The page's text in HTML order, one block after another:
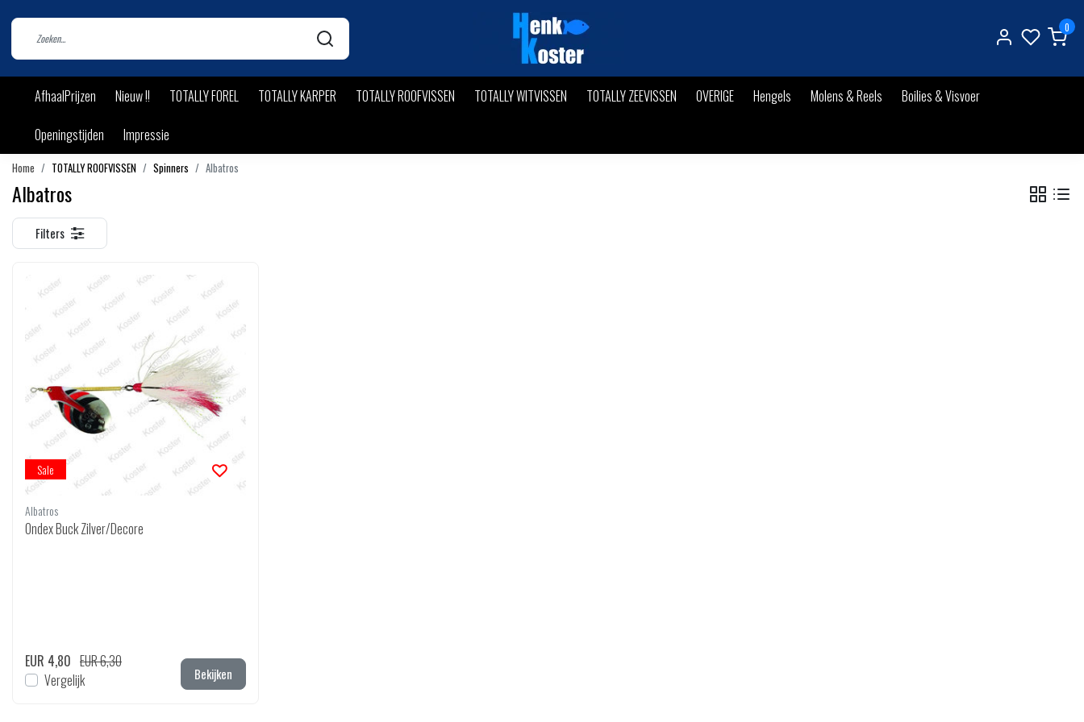
0
AfhaalPrijzen Nieuw !! TOTALLY FOREL TOTALLY KARPER TOTALLY ROOFVISSEN TOTALLY WITVISSEN TOTALLY ZEEVISSEN OVERIGE Hengels Molens & Reels
Boilies & Visvoer
Openingstijden
Impressie
Home TOTALLY ROOFVISSEN Spinners Albatros
Albatros
Filters
Sale
Albatros
Ondex Buck Zilver/Decore
EUR 4,80 EUR 6,30
Vergelijk
Bekijken